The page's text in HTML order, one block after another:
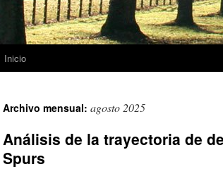
Saltar
contenido
Inicio
Archivo mensual: agosto 2025
Análisis de la trayectoria de
Spurs